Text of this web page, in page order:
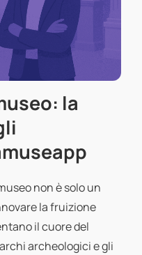
la
non è solo un
la fruizione
il cuore del
archeologici e gli